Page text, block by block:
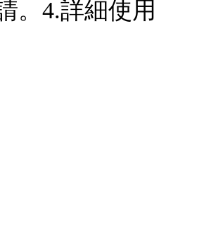
。4.詳細使用